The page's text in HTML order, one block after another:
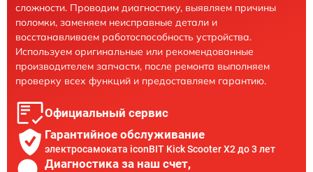
сложности. Проводим диагностику, выявляем причины
поломки, заменяем неисправные детали и
восстанавливаем работоспособность устройства.
Используем оригинальные или рекомендованные
производителем запчасти, после ремонта выполняем
проверку всех функций и предоставляем гарантию.
Официальный сервис
Гарантийное обслуживание
электросамоката iconBIT Kick Scooter X2 до 3 лет
Диагностика за наш счет,